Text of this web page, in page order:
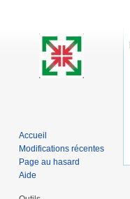
Accueil
Modifications récentes
Page au hasard
Aide